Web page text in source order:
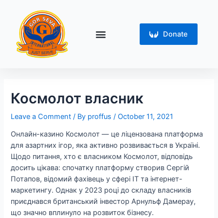
content
Menu Donate
Космолот власник
Leave a Comment / By proffus/October 11, 2021
Онлайн-казино Космолот — це ліцензована платформа
для азартних ігор, яка активно розвивається в Україні.
Щодо питання, хто є власником Космолот, відповідь
досить цікава: спочатку платформу створив Сергій
Потапов, відомий фахівець у сфері IT та інтернет-
маркетингу. Однак у 2023 році до складу власників
приєднався британський інвестор Арнульф Дамерау,
що значно вплинуло на розвиток бізнесу.
navigation